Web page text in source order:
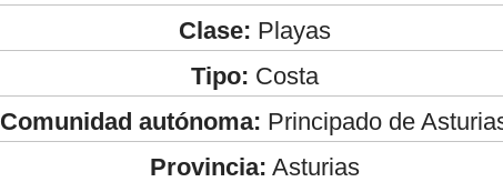
Clase: Playas
Tipo: Costa
Comunidad autónoma: Principado de
Provincia: Asturias